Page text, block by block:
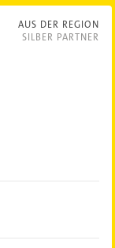
AUS DER REGION
SILBER PARTNER